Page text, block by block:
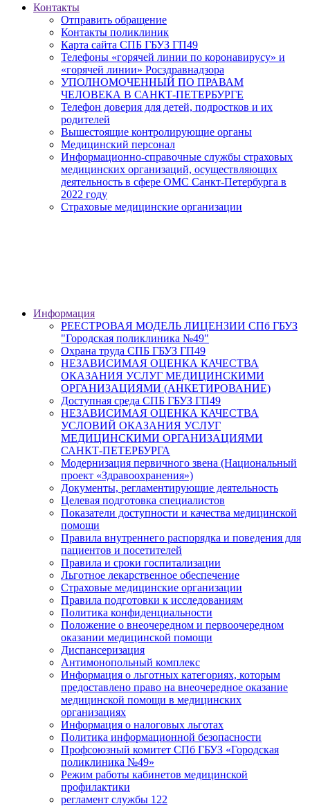
Контакты
Отправить обращение
Контакты поликлиник
Карта сайта СПБ ГБУЗ ГП49
Телефоны «горячей линии по коронавирусу» и
«горячей линии» Росздравнадзора
УПОЛНОМОЧЕННЫЙ ПО ПРАВАМ
ЧЕЛОВЕКА В САНКТ-ПЕТЕРБУРГЕ
Телефон доверия для детей, подростков и их
родителей
Вышестоящие контролирующие органы
Медицинский персонал
Информационно-справочные службы страховых
медицинских организаций, осуществляющих
деятельность в сфере ОМС Санкт-Петербурга в
2022 году
Страховые медицинские организации
Информация
РЕЕСТРОВАЯ МОДЕЛЬ ЛИЦЕНЗИИ СПб ГБУЗ
"Городская поликлиника №49"
Охрана труда СПБ ГБУЗ ГП49
НЕЗАВИСИМАЯ ОЦЕНКА КАЧЕСТВА
ОКАЗАНИЯ УСЛУГ МЕДИЦИНСКИМИ
ОРГАНИЗАЦИЯМИ (АНКЕТИРОВАНИЕ)
Доступная среда СПБ ГБУЗ ГП49
НЕЗАВИСИМАЯ ОЦЕНКА КАЧЕСТВА
УСЛОВИЙ ОКАЗАНИЯ УСЛУГ
МЕДИЦИНСКИМИ ОРГАНИЗАЦИЯМИ
САНКТ-ПЕТЕРБУРГА
Модернизация первичного звена (Национальный
проект «Здравоохранения»)
Документы, регламентирующие деятельность
Целевая подготовка специалистов
Показатели доступности и качества медицинской
помощи
Правила внутреннего распорядка и поведения для
пациентов и посетителей
Правила и сроки госпитализации
Льготное лекарственное обеспечение
Страховые медицинские организации
Правила подготовки к исследованиям
Политика конфиденциальности
Положение о внеочередном и первоочередном
оказании медицинской помощи
Диспансеризация
Антимонопольный комплекс
Информация о льготных категориях, которым
предоставлено право на внеочередное оказание
медицинской помощи в медицинских
организациях
Информация о налоговых льготах
Политика информационной безопасности
Профсоюзный комитет СПб ГБУЗ «Городская
поликлиника №49»
Режим работы кабинетов медицинской
профилактики
регламент службы 122